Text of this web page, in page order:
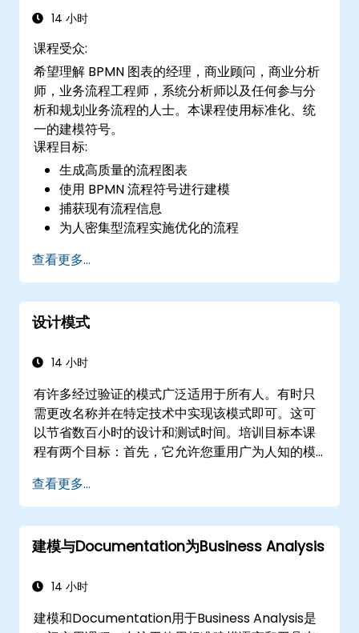
14 小时
课程受众:
希望理解 BPMN 图表的经理，商业顾问，商业分析
师，业务流程工程师，系统分析师以及任何参与分
析和规划业务流程的人士。本课程使用标准化、统
一的建模符号。
课程目标:
生成高质量的流程图表
使用 BPMN 流程符号进行建模
捕获现有流程信息
为人密集型流程实施优化的流程
理的部分
查看更多...
设计模式
14 小时
有许多经过验证的模式广泛适用于所有人。有时只
需更改名称并在特定技术中实现该模式即可。这可
以节省数百小时的设计和测试时间。培训目标本课
程有两个目标：首先，它允许您重用广为人知的模
式。它帮助您评估模式如何降低成本，系统化设计
过程，并基于您的模式生成代码框架。受众软件设
计师、业务分析师、项目经理、程序员和开发人
员，以及运营经理和软件部门经理。课程风格本课
通过UML和简单的Java示例进行解释（如果课程为
来源，并展示如何编目和描述可以在整个组织中重
查看更多...
建模与Documentation为Business Analysis
14 小时
建模和Documentation用于Business Analysis是